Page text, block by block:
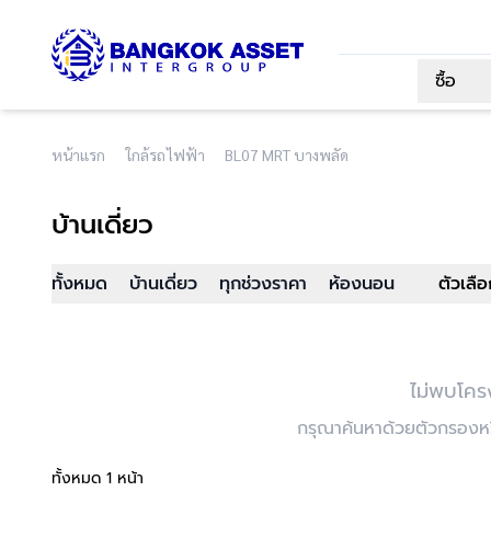
ซื้อ
หน้าแรก ใกล้รถไฟฟ้า BL07 MRT บางพลัด
บ้านเดี่ยว
ทั้งหมด บ้านเดี่ยว ทุกช่วงราคา ห้องนอน ตัวเลื
ไม่พบโค
กรุณาค้นหาด้วยตัวกรอง
ทั้งหมด 1 หน้า